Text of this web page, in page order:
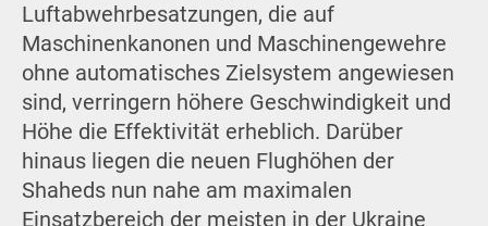
Luftabwehrbesatzungen, die auf
Maschinenkanonen und Maschinengewehre
ohne automatisches Zielsystem angewiesen
sind, verringern höhere Geschwindigkeit und
Höhe die Effektivität erheblich. Darüber
hinaus liegen die neuen Flughöhen der
Shaheds nun nahe am maximalen
Einsatzbereich der meisten in der Ukraine